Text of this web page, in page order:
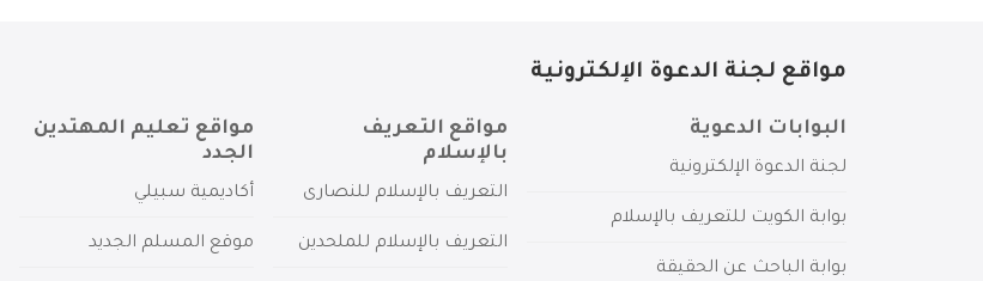
مواقع لجنة الدعوة الإلكترونية
البوابات الدعوية
لجنة الدعوة الإلكترونية
بوابة الكويت للتعريف بالإسلام
بوابة الباحث عن الحقيقة
مواقع التعريف
بالإسلام
التعريف بالإسلام للنصارى
التعريف بالإسلام للملحدين
مواقع تعليم المهتدين
الجدد
أكاديمية سبيلي
موقع المسلم الجديد